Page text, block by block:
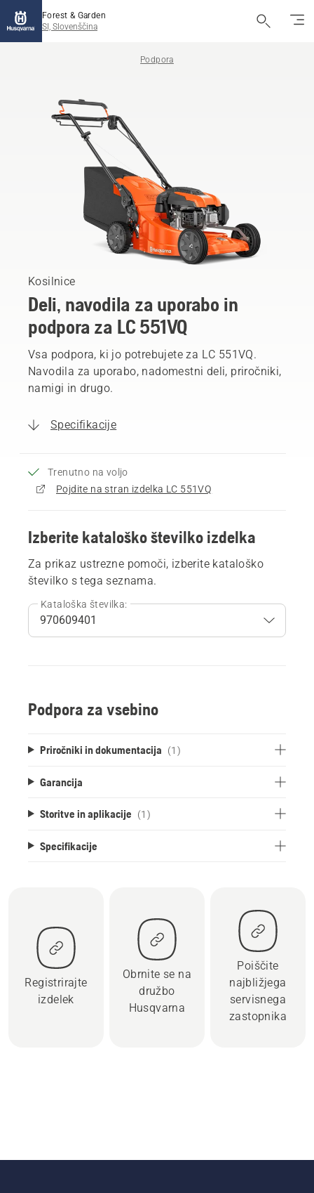
Forest & Garden
SI, Slovenščina
Podpora
Kosilnice
Deli, navodila za uporabo in
podpora za LC 551VQ
Vsa podpora, ki jo potrebujete za LC 551VQ.
Navodila za uporabo, nadomestni deli, priročniki,
namigi in drugo.
Specifikacije
Trenutno na voljo
Pojdite na stran izdelka LC 551VQ
Izberite kataloško številko izdelka
Za prikaz ustrezne pomoči, izberite kataloško
številko s tega seznama.
Kataloška številka:
Podpora za vsebino
Priročniki in dokumentacija (1)
Garancija
Storitve in aplikacije (1)
Specifikacije
Registrirajte
izdelek
Obrnite se na
družbo
Husqvarna
Poiščite
najbližjega
servisnega
zastopnika